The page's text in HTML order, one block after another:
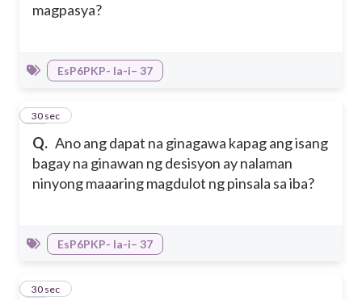
magpasya?
EsP6PKP- Ia-i– 37
Q. Ano ang dapat na ginagawa kapag ang isang
bagay na ginawan ng desisyon ay nalaman
ninyong maaaring magdulot ng pinsala sa iba?
16
30 sec
EsP6PKP- Ia-i– 37
17
30 sec